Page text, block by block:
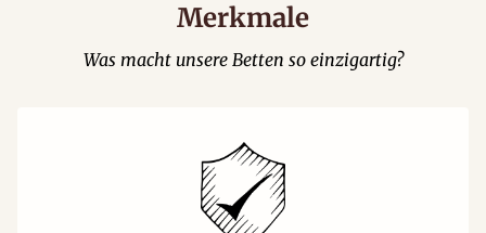
Merkmale
Was macht unsere Betten so einzigartig?